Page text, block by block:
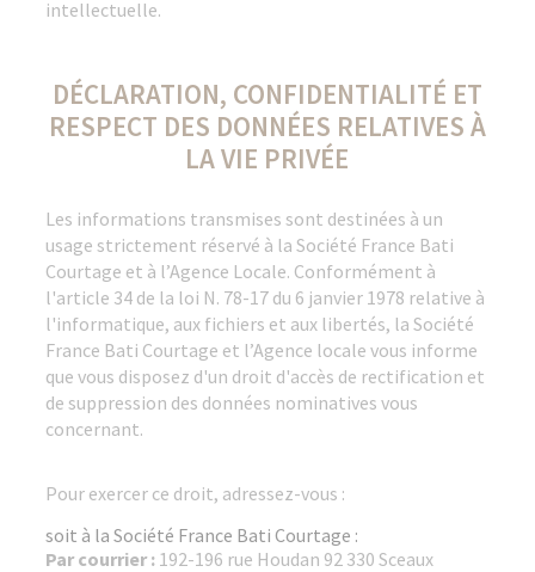
intellectuelle.
DÉCLARATION, CONFIDENTIALITÉ ET
RESPECT DES DONNÉES RELATIVES À
LA VIE PRIVÉE
Les informations transmises sont destinées à un
usage strictement réservé à la Société France Bati
Courtage et à l’Agence Locale. Conformément à
l'article 34 de la loi N. 78-17 du 6 janvier 1978 relative à
l'informatique, aux fichiers et aux libertés, la Société
France Bati Courtage et l’Agence locale vous informe
que vous disposez d'un droit d'accès de rectification et
de suppression des données nominatives vous
concernant.
Pour exercer ce droit, adressez-vous :
soit à la Société France Bati Courtage :
Par courrier : 192-196 rue Houdan 92 330 Sceaux